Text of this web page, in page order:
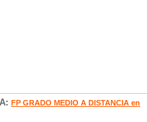
FP GRADO MEDIO A DISTANCIA en